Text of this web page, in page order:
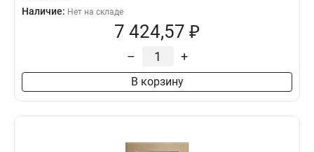
Наличие: Нет на складе
7 424,57 ₽
– +
В корзину